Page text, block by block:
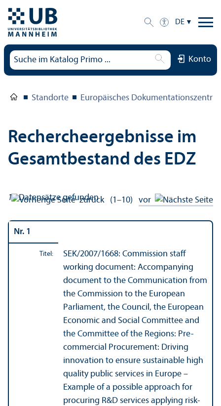
DE
Konto
Standorte Europäisches
Rechercheergebnisse im
Gesamtbestand des EDZ
15Datensätze gefunden
zurück (1–10) vor
Nr. 1
Titel: SEK/2007/1668: Commission staff
working document: Accompanying
document to the Communication from
the Commission to the European
Parliament, the Council, the European
Economic and Social Committee and
the Committee of the Regions: Pre-
commercial Procurement: Driving
innovation to ensure sustainable high
quality public services in Europe –
Example of a possible approach for
procuring R&D services applying risk-